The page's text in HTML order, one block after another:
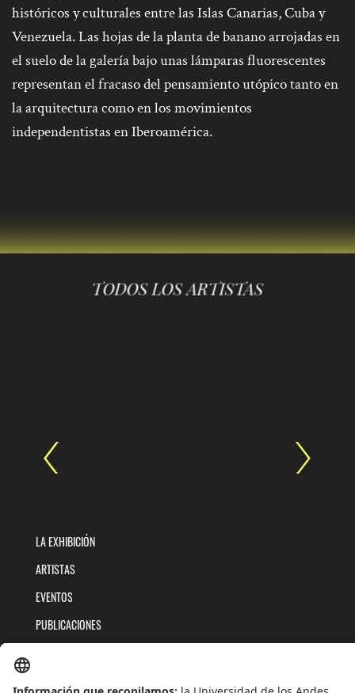
históricos y culturales entre las Islas Canarias, Cuba y
Venezuela. Las hojas de la planta de banano arrojadas en
el suelo de la galería bajo unas lámparas fluorescentes
representan el fracaso del pensamiento utópico tanto en
la arquitectura como en los movimientos
independentistas en Iberoamérica.
TODOS LOS ARTISTAS
LA EXHIBICIÓN
ARTISTAS
EVENTOS
PUBLICACIONES